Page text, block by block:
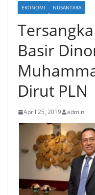
EKONOMI NUSANTARA
Basir
Dirut PLN
April 25, 2019 admin